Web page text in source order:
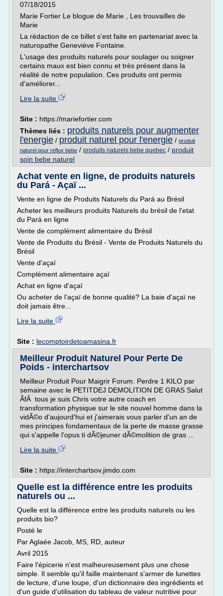
07/18/2015
Marie Fortier Le blogue de Marie , Les trouvailles de
Marie
La rédaction de ce billet s'est faite en partenariat avec la
naturopathe Geneviève Fontaine.
L'usage des produits naturels pour soulager ou soigner
certains maux est bien connu et très présent dans la
réalité de notre population. Ces produits ont permis
d'améliorer...
Lire la suite
Site : https://mariefortier.com
Thèmes liés : produits naturels pour augmenter
l'energie / produit naturel pour l'energie / produit
naturel pour reflux bebe / produits naturels bebe quebec / produit
soin bebe naturel
Achat vente en ligne, de produits naturels
du Pará - Açaï ...
Vente en ligne de Produits Naturels du Pará au Brésil
Acheter les meilleurs produits Naturels du brésil de l'etat
du Pará en ligne
Vente de complément alimentaire du Brésil
Vente de Produits du Brésil - Vente de Produits Naturels du
Brésil
Vente d'açaï
Complément alimentaire açaï
Achat en ligne d'açaï
Ou acheter de l'açaï de bonne qualité? La baie d'açaï ne
doit jamais être...
Lire la suite
Site : lecomptoirdetoamasina.fr
Meilleur Produit Naturel Pour Perte De
Poids - interchartsov
Meilleur Produit Pour Maigrir Forum. Perdre 1 KILO par
semaine avec le PETITDEJ DEMOLITION DE GRAS Salut
ÃfÂ tous je suis Chris votre autre coach en
transformation physique sur le site nouvel homme dans la
vidÃ©o d'aujourd'hui et j'aimerais vous parler d'un an de
mes principes fondamentaux de la perte de masse grasse
qui s'appelle l'opus ti dÃ©jeuner dÃ©molition de gras ...
Lire la suite
Site : https://interchartsov.jimdo.com
Quelle est la différence entre les produits
naturels ou ...
Quelle est la différence entre les produits naturels ou les
produits bio?
Posté le
Par Aglaée Jacob, MS, RD, auteur
Avril 2015
Faire l'épicerie n'est malheureusement plus une chose
simple. Il semble qu'il faille maintenant s'armer de lunettes
de lecture, d'une loupe, d'un dictionnaire des ingrédients et
d'un guide d'utilisation du tableau de valeur nutritive pour